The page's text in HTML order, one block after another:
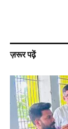
ज़रूर पढ़ें